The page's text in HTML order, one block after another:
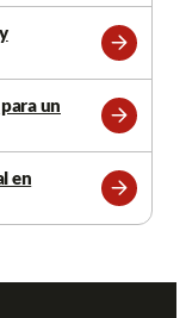
más
Leer
más
un
Leer
más
en
Leer
más